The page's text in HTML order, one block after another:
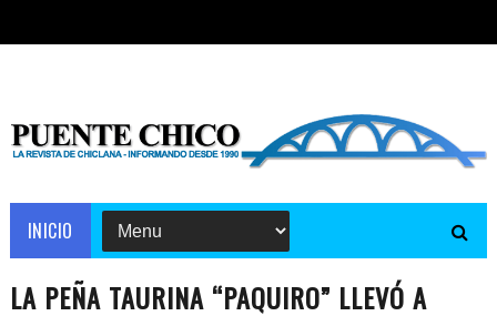
INICIO
LA PEÑA TAURINA “PAQUIRO” LLEVÓ A